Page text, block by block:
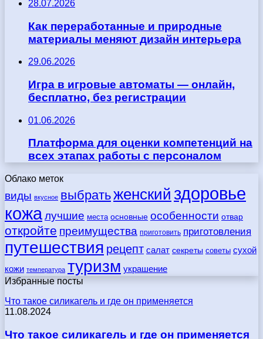
28.07.2026
Как переработанные и природные
материалы меняют дизайн интерьера
29.06.2026
Игра в игровые автоматы — онлайн,
бесплатно, без регистрации
01.06.2026
Платформа для оценки компетенций на
всех этапах работы с персоналом
Облако меток
виды вкусное выбратьженский здоровье
кожалучшие места основные особенности отвар
откройте преимущества приготовить приготовления
путешествия рецепт салат секреты советы сухой
кожи температура туризм украшение
Избранные посты
Что такое силикагель и где он применяется
11.08.2024
Что такое силикагель и где он применяется